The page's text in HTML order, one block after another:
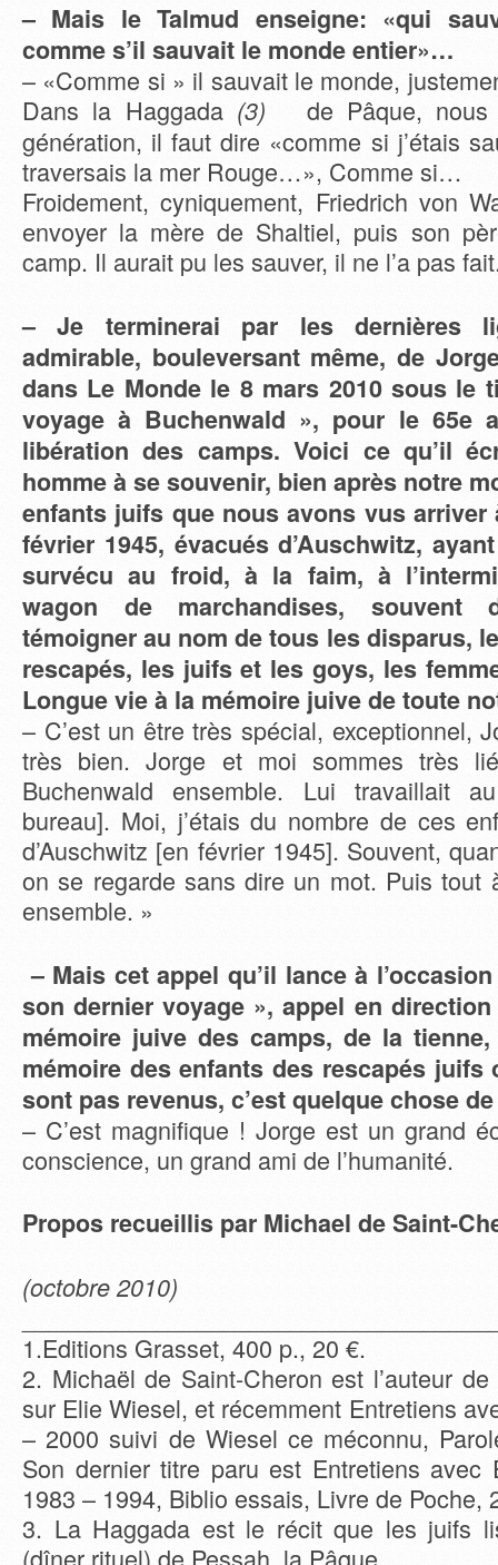
– Mais le Talmud enseigne: «qui
comme s’il sauvait le monde entier»…
– «Comme si » il sauvait le monde,
Dans la Haggada (3) de Pâque, nous
génération, il faut dire «comme si j’étais
traversais la mer Rouge…», Comme si…
Froidement, cyniquement, Friedrich von
envoyer la mère de Shaltiel, puis son
camp. Il aurait pu les sauver, il ne l’a pas
– Je terminerai par les dernières
admirable, bouleversant même, de
dans Le Monde le 8 mars 2010 sous le
voyage à Buchenwald », pour le 65e
libération des camps. Voici ce qu’il
homme à se souvenir, bien après notre
enfants juifs que nous avons vus arriver
février 1945, évacués d’Auschwitz,
survécu au froid, à la faim, à
wagon de marchandises, souvent
témoigner au nom de tous les disparus,
rescapés, les juifs et les goys, les
Longue vie à la mémoire juive de toute
– C’est un être très spécial, exceptionnel,
très bien. Jorge et moi sommes très
Buchenwald ensemble. Lui travaillait
bureau]. Moi, j’étais du nombre de ces
d’Auschwitz [en février 1945]. Souvent,
on se regarde sans dire un mot. Puis tout
ensemble. »
– Mais cet appel qu’il lance à
son dernier voyage », appel en
mémoire juive des camps, de la
mémoire des enfants des rescapés juifs
sont pas revenus, c’est quelque chose
– C’est magnifique ! Jorge est un grand
conscience, un grand ami de l’humanité.
Propos recueillis par Michael de Saint-
(octobre 2010)
1.Editions Grasset, 400 p., 20 €.
2. Michaël de Saint-Cheron est l’auteur
sur Elie Wiesel, et récemment Entretiens
– 2000 suivi de Wiesel ce méconnu,
Son dernier titre paru est Entretiens avec
1983 – 1994, Biblio essais, Livre de Poche,
3. La Haggada est le récit que les juifs
(dîner rituel) de Pessah, la Pâque.